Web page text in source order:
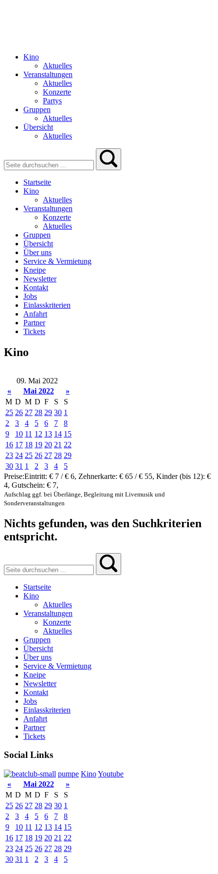
Kino
Aktuelles
Veranstaltungen
Aktuelles
Konzerte
Partys
Gruppen
Aktuelles
Übersicht
Aktuelles
Startseite
Kino
Aktuelles
Veranstaltungen
Konzerte
Aktuelles
Gruppen
Übersicht
Über uns
Service & Vermietung
Kneipe
Newsletter
Kontakt
Jobs
Einlasskriterien
Anfahrt
Partner
Tickets
Kino
09. Mai 2022
«
Mai 2022
»
M D M D F S
S
25 26 27 28 29 30 1
2
3 4 5 6 7
8
9
10 11 12 13 14 15
16 17 18 19 20 21 22
23 24 25 26 27 28 29
30 31 1 2 3 4
5
Preise:Eintritt: € 7 / € 6, Zehnerkarte: € 65 / € 55, Kinder (bis 12): €
4, Gutschein: € 7,
Aufschlag ggf. bei Überlänge, Begleitung mit Livemusik und
Sonderveranstaltungen
Nichts gefunden, was den Suchkriterien
entspricht.
Startseite
Kino
Aktuelles
Veranstaltungen
Konzerte
Aktuelles
Gruppen
Übersicht
Über uns
Service & Vermietung
Kneipe
Newsletter
Kontakt
Jobs
Einlasskriterien
Anfahrt
Partner
Tickets
Social Links
pumpe KinoYoutube
«
Mai 2022
»
M D M D F S
S
25 26 27 28 29 30 1
2
3 4 5 6 7
8
9
10 11 12 13 14 15
16 17 18 19 20 21 22
23 24 25 26 27 28 29
30 31 1 2 3 4 5